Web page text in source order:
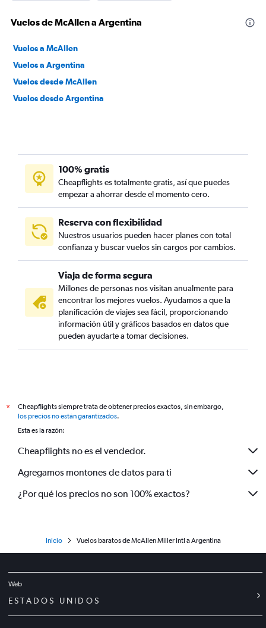
Vuelos de McAllen a Argentina
Vuelos a McAllen
Vuelos a Argentina
Vuelos desde McAllen
Vuelos desde Argentina
100% gratis
Cheapflights es totalmente gratis, así que puedes
empezar a ahorrar desde el momento cero.
Reserva con flexibilidad
Nuestros usuarios pueden hacer planes con total
confianza y buscar vuelos sin cargos por cambios.
Viaja de forma segura
Millones de personas nos visitan anualmente para
encontrar los mejores vuelos. Ayudamos a que la
planificación de viajes sea fácil, proporcionando
información útil y gráficos basados en datos que
pueden ayudarte a tomar decisiones.
*
Cheapflights siempre trata de obtener precios exactos, sin embargo,
los precios no están garantizados.
Esta es la razón:
Cheapflights no es el vendedor.
Agregamos montones de datos para ti
¿Por qué los precios no son 100% exactos?
Inicio Vuelos baratos de McAllen Miller Intl a Argentina
Web
ESTADOS UNIDOS